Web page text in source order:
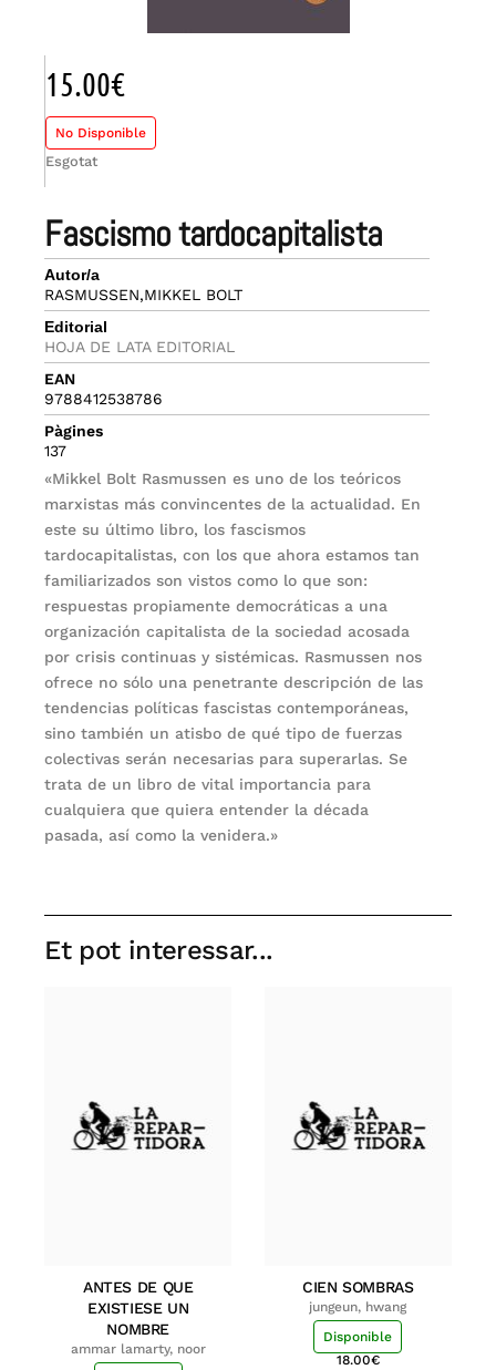
fascismo tardocapitalista
Autor/a
RASMUSSEN,MIKKEL BOLT
Editorial
HOJA DE LATA EDITORIAL
EAN
9788412538786
Pàgines
137
«Mikkel Bolt Rasmussen es uno de los teóricos
marxistas más convincentes de la actualidad. En
este su último libro, los fascismos
tardocapitalistas, con los que ahora estamos tan
familiarizados son vistos como lo que son:
respuestas propiamente democráticas a una
organización capitalista de la sociedad acosada
por crisis continuas y sistémicas. Rasmussen nos
ofrece no sólo una penetrante descripción de las
tendencias políticas fascistas contemporáneas,
sino también un atisbo de qué tipo de fuerzas
colectivas serán necesarias para superarlas. Se
trata de un libro de vital importancia para
cualquiera que quiera entender la década
pasada, así como la venidera.»
15.00€
No Disponible
Esgotat
Et pot interessar...
ANTES DE QUE
EXISTIESE UN
NOMBRE
ammar lamarty, noor
CIEN SOMBRAS
jungeun, hwang
Disponible
18.00€